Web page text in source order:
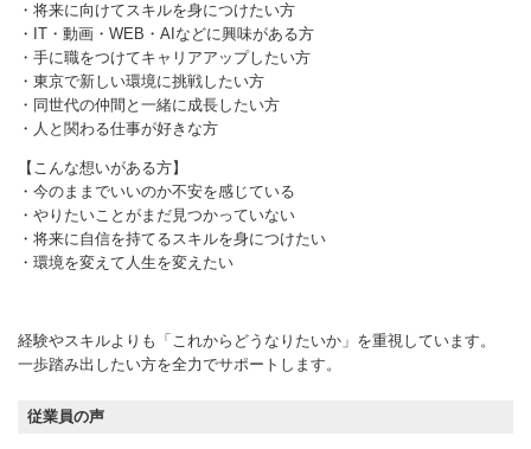
・将来に向けてスキルを身につけたい方
・IT・動画・WEB・AIなどに興味がある方
・手に職をつけてキャリアアップしたい方
・東京で新しい環境に挑戦したい方
・同世代の仲間と一緒に成長したい方
・人と関わる仕事が好きな方
【こんな想いがある方】
・今のままでいいのか不安を感じている
・やりたいことがまだ見つかっていない
・将来に自信を持てるスキルを身につけたい
・環境を変えて人生を変えたい
経験やスキルよりも「これからどうなりたいか」を重視しています。
一歩踏み出したい方を全力でサポートします。
従業員の声